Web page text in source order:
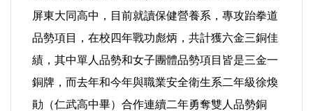
旅館/民宿
屏東大同高中，目前就讀保健營養系，專攻跆拳道
品勢項目，在校四年戰功彪炳，共計獲六金三銅佳
績，其中單人品勢和女子團體品勢項目皆是三金一
銅牌，而去年和今年與職業安全衛生系二年級徐煥
勛（仁武高中畢）合作連續二年勇奪雙人品勢銅